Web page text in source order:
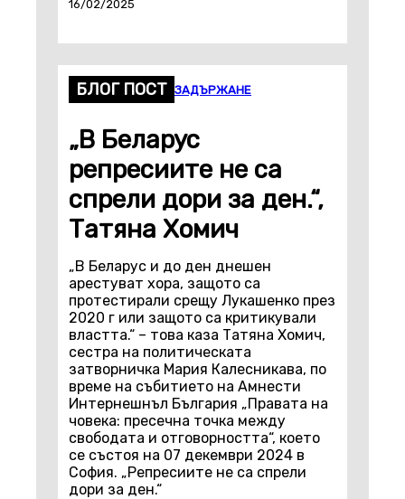
16/02/2025
БЛОГ ПОСТ ЗАДЪРЖАНЕ
„В Беларус
репресиите не са
спрели дори за ден.“,
Татяна Хомич
„В Беларус и до ден днешен
арестуват хора, защото са
протестирали срещу Лукашенко през
2020 г или защото са критикували
властта.“ – това каза Татяна Хомич,
сестра на политическата
затворничка Мария Калесникава, по
време на събитието на Амнести
Интернешнъл България „Правата на
човека: пресечна точка между
свободата и отговорността“, което
се състоя на 07 декември 2024 в
София. „Репресиите не са спрели
дори за ден.“